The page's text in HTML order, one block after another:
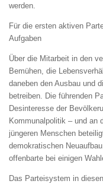
werden.
Für die ersten aktiven
Aufgaben
Über die Mitarbeit in den
Bemühen, die
daneben den Ausbau und
betreiben. Die führenden
Desinteresse der
Kommunalpolitik – und an
jüngeren Menschen
demokratischen
offenbarte bei einigen
Das Parteisystem in